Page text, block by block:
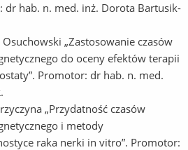
dr hab. n. med. inż. Dorota Bartusik-
„Zastosowanie czasów
do oceny efektów terapii
Promotor: dr hab. n. med.
„Przydatność czasów
i metody
raka nerki in vitro”. Promotor: